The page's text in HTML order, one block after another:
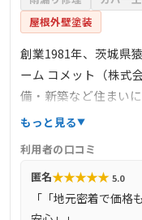
屋根外壁塗装
創業1981年、茨城県
ーム コメット（株式
備・新築など住まい
手掛けてきた地域密
し、中間マージンの
れています。屋根修
点検・補助金活用提
もっと見る
利用者の口コミ
匿名★★★★★ 5.0
「「地元密着で価